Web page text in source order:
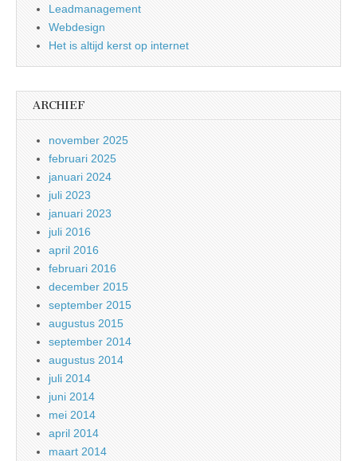
Leadmanagement
Webdesign
Het is altijd kerst op internet
ARCHIEF
november 2025
februari 2025
januari 2024
juli 2023
januari 2023
juli 2016
april 2016
februari 2016
december 2015
september 2015
augustus 2015
september 2014
augustus 2014
juli 2014
juni 2014
mei 2014
april 2014
maart 2014